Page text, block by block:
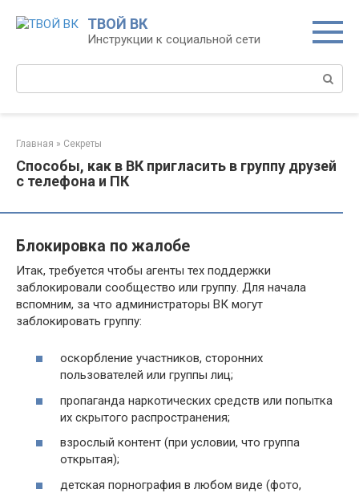
ТВОЙ ВК
Инструкции к социальной сети
Главная » Секреты
Способы, как в ВК пригласить в группу друзей
с телефона и ПК
Блокировка по жалобе
Итак, требуется чтобы агенты тех поддержки
заблокировали сообщество или группу. Для начала
вспомним, за что администраторы ВК могут
заблокировать группу:
оскорбление участников, сторонних
пользователей или группы лиц;
пропаганда наркотических средств или попытка
их скрытого распространения;
взрослый контент (при условии, что группа
открытая);
детская порнография в любом виде (фото,